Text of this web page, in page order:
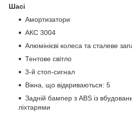
Шасі
Амортизатори
АКС 3004
Алюмінієві колеса та сталеве
Тентове світло
3-й стоп-сигнал
Вікна, що відкриваються: 5
Задній бампер з АBS із
ліхтарями